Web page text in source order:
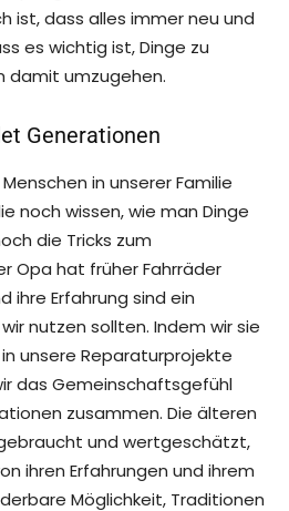
ist, dass alles immer neu und
es wichtig ist, Dinge zu
damit umzugehen.
Generationen
in unserer Familie
noch wissen, wie man Dinge
die Tricks zum
Opa hat früher Fahrräder
ihre Erfahrung sind ein
nutzen sollten. Indem wir sie
unsere Reparaturprojekte
das Gemeinschaftsgefühl
zusammen. Die älteren
und wertgeschätzt,
ihren Erfahrungen und ihrem
Möglichkeit, Traditionen